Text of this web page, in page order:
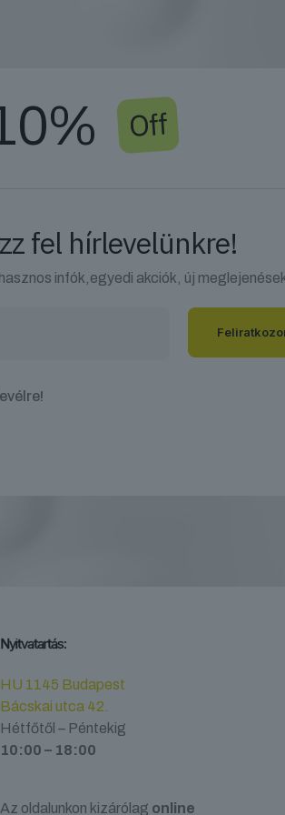
Off
fel hírlevelünkre!
infók,egyedi akciók, új
Nyitvatartás:
HU 1145 Budapest
Bácskai utca 42.
Hétfőtől – Péntekig
10:00 – 18:00
Az oldalunkon kizárólag online